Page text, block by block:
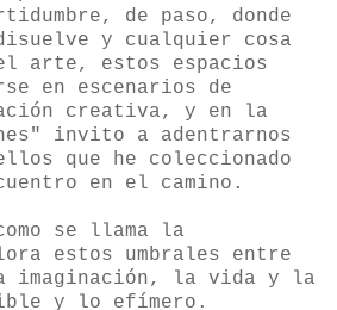
de paso, donde
y cualquier cosa
arte, estos espacios
en escenarios de
creativa, y en la
invito a adentrarnos
que he coleccionado
en el camino.
se llama la
estos umbrales entre
imaginación, la vida y la
y lo efímero.